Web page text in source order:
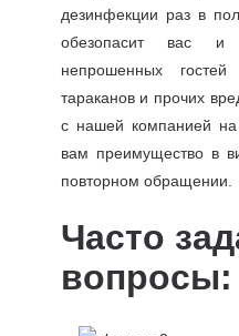
дезинфекции раз в
обезопасит вас
непрошенных
тараканов и прочих
с нашей компанией на
вам преимущество в
повторном обращении.
Часто
вопросы: